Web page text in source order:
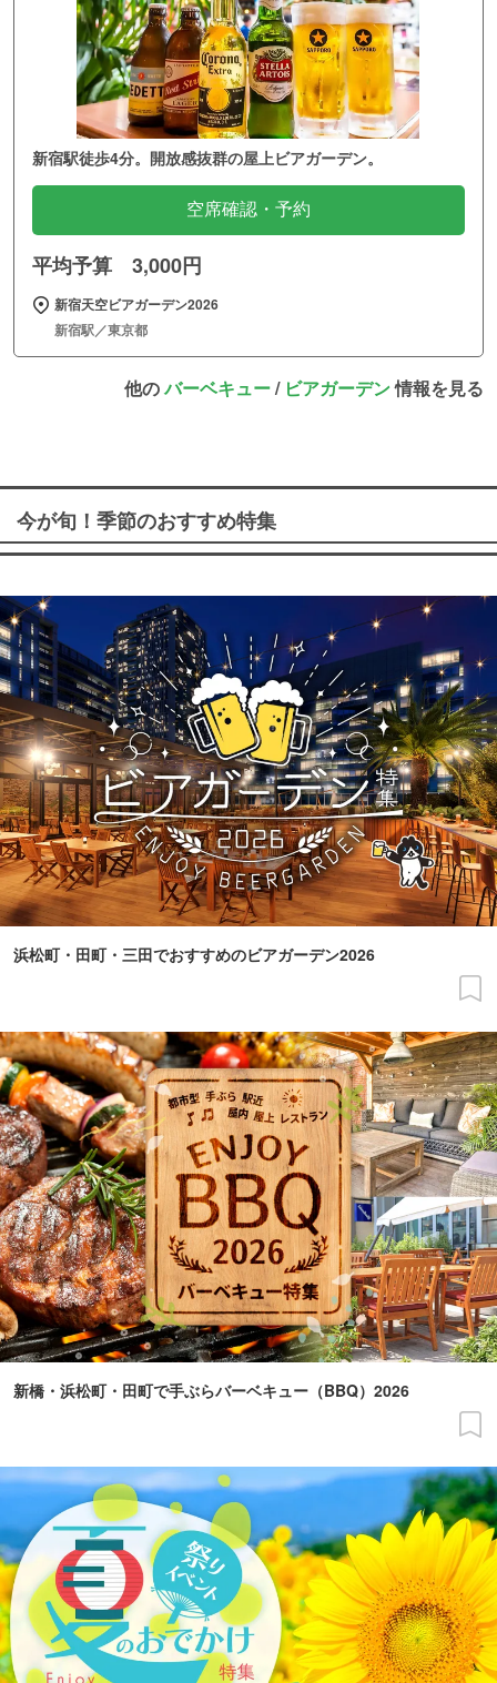
新宿駅徒歩4分。開放感抜群の屋上ビアガーデン。
空席確認・予約
平均予算 3,000円
新宿天空ビアガーデン2026
新宿駅／東京都
他のバーベキュー/ ビアガーデン情報を見る
今が旬！季節のおすすめ特集
浜松町・田町・三田でおすすめのビアガーデン2026
新橋・浜松町・田町で手ぶらバーベキュー（BBQ）2026